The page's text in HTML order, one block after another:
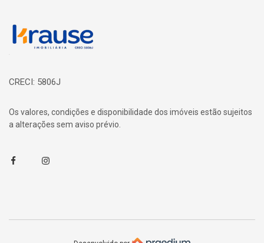
Página inicial
CRECI: 5806J
Os valores, condições e disponibilidade dos imóveis estão sujeitos
a alterações sem aviso prévio.
FacebookInstagram